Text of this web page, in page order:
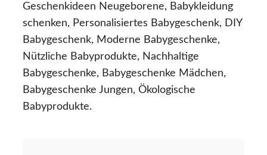
Geschenkideen Neugeborene, Babykleidung
schenken, Personalisiertes Babygeschenk, DIY
Babygeschenk, Moderne Babygeschenke,
Nützliche Babyprodukte, Nachhaltige
Babygeschenke, Babygeschenke Mädchen,
Babygeschenke Jungen, Ökologische
Babyprodukte.